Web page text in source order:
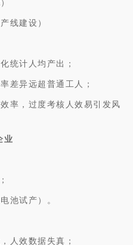
线建设）
统计人均产出；
差异远超普通工人；
率，过度考核人效易引发风
业
池试产）。
人效数据失真；